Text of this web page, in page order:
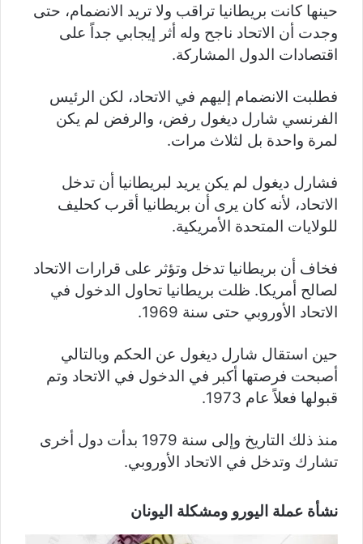
حينها كانت بريطانيا تراقب ولا تريد الانضمام، حتى
وجدت أن الاتحاد ناجح وله أثر إيجابي جداً على
اقتصادات الدول المشاركة.
فطلبت الانضمام إليهم في الاتحاد، لكن الرئيس
الفرنسي شارل ديغول رفض، والرفض لم يكن
لمرة واحدة بل لثلاث مرات.
فشارل ديغول لم يكن يريد لبريطانيا أن تدخل
الاتحاد، لأنه كان يرى أن بريطانيا أقرب كحليف
للولايات المتحدة الأمريكية.
فخاف أن بريطانيا تدخل وتؤثر على قرارات الاتحاد
لصالح أمريكا. ظلت بريطانيا تحاول الدخول في
الاتحاد الأوروبي حتى سنة 1969.
حين استقال شارل ديغول عن الحكم وبالتالي
أصبحت فرصتها أكبر في الدخول في الاتحاد وتم
قبولها فعلاً عام 1973.
منذ ذلك التاريخ وإلى سنة 1979 بدأت دول أخرى
تشارك وتدخل في الاتحاد الأوروبي.
نشأة عملة اليورو ومشكلة اليونان